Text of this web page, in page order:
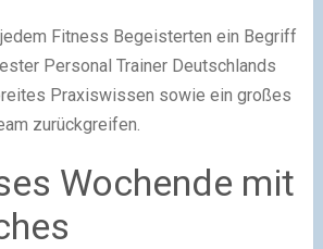
Fitness Begeisterten ein Begriff
Personal Trainer Deutschlands
Praxiswissen sowie ein großes
zurückgreifen.
Wochende mit